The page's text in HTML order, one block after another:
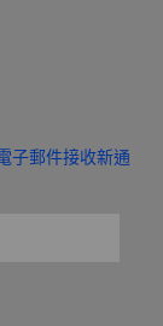
子郵件接收新通